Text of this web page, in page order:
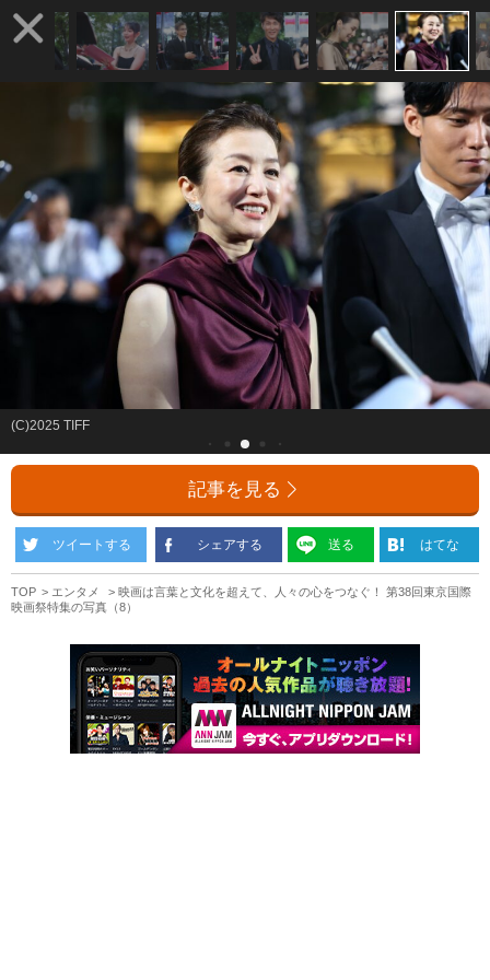
(C)2025 TIFF
記事を見る
ツイートする シェアする 送る はてな
TOP エンタメ
映画は言葉と文化を超えて、人々の心をつなぐ！ 第38回東京国際
映画祭特集の写真（8）